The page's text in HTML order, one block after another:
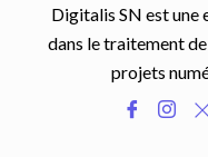
Digitalis SN est une
dans le traitement
projets